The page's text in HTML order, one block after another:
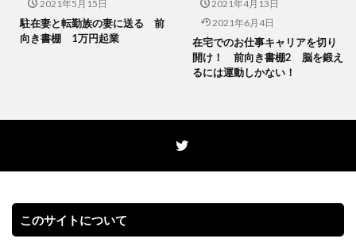
2021年5月15日
駐在妻と転勤族の妻に送る 前
向き書棚 1万円起業
2021年4月13日
2021年6月4日
在宅でのお仕事キャリアを切り
開け！ 前向き書棚2 脳を鍛え
るには運動しかない！
このサイトについて